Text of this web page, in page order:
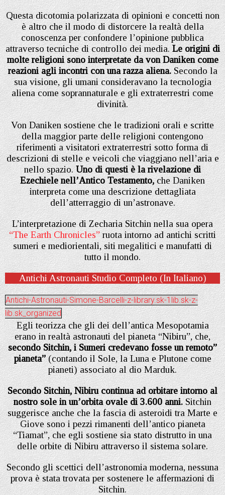
Questa dicotomia polarizzata di opinioni e concetti non
è altro che il modo di distorcere la realtà della
conoscenza per confondere l’opinione pubblica
attraverso tecniche di controllo dei media.Le origini di
molte religioni sono interpretate da von Daniken come
reazioni agli incontri con una razza aliena.Secondo la
sua visione, gli umani consideravano la tecnologia
aliena come soprannaturale e gli extraterrestri come
divinità.
Von Daniken sostiene che le tradizioni orali e scritte
della maggior parte delle religioni contengono
riferimenti a visitatori extraterrestri sotto forma di
descrizioni di stelle e veicoli che viaggiano nell’aria e
nello spazio.Uno di questi è la rivelazione di
Ezechiele nell’Antico Testamento,che Daniken
interpreta come una descrizione dettagliata
dell’atterraggio di un’astronave.
L’interpretazione di Zecharia Sitchin nella sua opera
“The Earth Chronicles”ruota intorno ad antichi scritti
sumeri e mediorientali, siti megalitici e manufatti di
tutto il mondo.
Antichi Astronauti Studio Completo (In Italiano)
Antichi-Astronauti-Simone-Barcelli-z-library.sk-1lib.sk-z-
lib.sk_organized
Egli teorizza che gli dei dell’antica Mesopotamia
erano in realtà astronauti del pianeta “Nibiru”, che,
secondo Sitchin, i Sumeri credevano fosse un remoto”
pianeta”(contando il Sole, la Luna e Plutone come
pianeti) associato al dio Marduk.
Secondo Sitchin, Nibiru continua ad orbitare intorno al
nostro sole in un’orbita ovale di 3.600 anni.Sitchin
suggerisce anche che la fascia di asteroidi tra Marte e
Giove sono i pezzi rimanenti dell’antico pianeta
“Tiamat”, che egli sostiene sia stato distrutto in una
delle orbite di Nibiru attraverso il sistema solare.
Secondo gli scettici dell’astronomia moderna, nessuna
prova è stata trovata per sostenere le affermazioni di
Sitchin.